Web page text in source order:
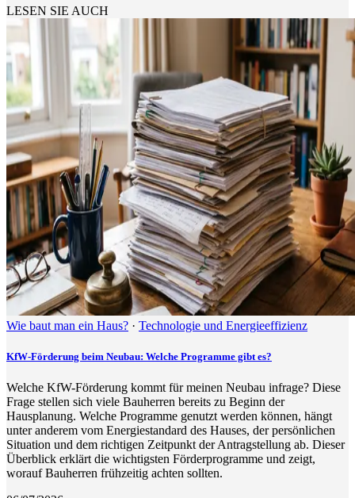
LESEN SIE AUCH
Wie baut man ein Haus? · Technologie und Energieeffizienz
KfW-Förderung beim Neubau: Welche Programme gibt es?
Welche KfW-Förderung kommt für meinen Neubau infrage? Diese
Frage stellen sich viele Bauherren bereits zu Beginn der
Hausplanung. Welche Programme genutzt werden können, hängt
unter anderem vom Energiestandard des Hauses, der persönlichen
Situation und dem richtigen Zeitpunkt der Antragstellung ab. Dieser
Überblick erklärt die wichtigsten Förderprogramme und zeigt,
worauf Bauherren frühzeitig achten sollten.